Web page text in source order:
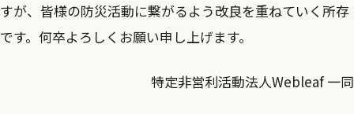
すが、皆様の防災活動に繋がるよう改良を重ねていく所存
です。何卒よろしくお願い申し上げます。
特定非営利活動法人Webleaf 一同